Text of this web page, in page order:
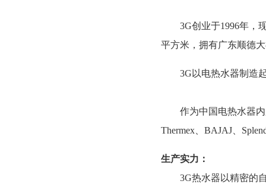
3G创业于1996年，
平方米，拥有广东顺德
3G以电热水器制造
作为中国电热水器
Thermex、BAJAJ、
生产实力：
3G热水器以精密的